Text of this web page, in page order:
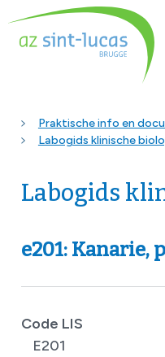
Praktische info en
Labogids klinische
Labogids
e201: Kanarie,
Code LIS
E201